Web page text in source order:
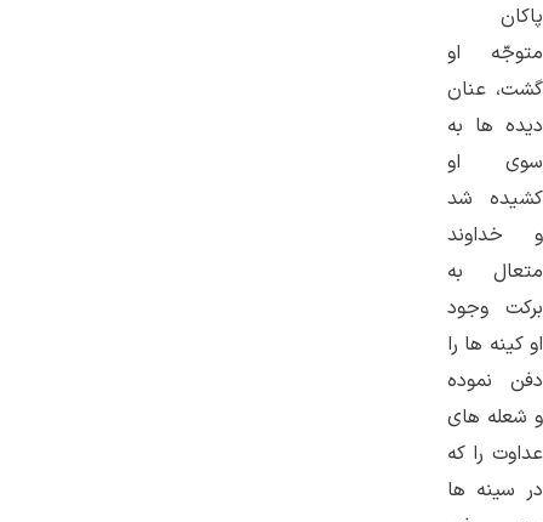
پاكان
متوجّه او
گشت، عنان
دیده ها به
سوی او
كشیده شد
و خداوند
متعال به
بركت وجود
او كینه ها را
دفن نموده
و شعله های
عداوت را كه
در سینه ها